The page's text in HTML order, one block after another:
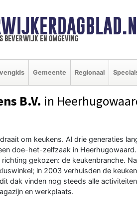
beverwijk en omgeving
Gemeente Regionaal
B.V. in
om keukens. Al drie generaties
doe-het-zelfzaak in
gekozen: de keukenbranche.
in 2003 verhuisden de
dak vinden nog steeds alle
en werkplaats.